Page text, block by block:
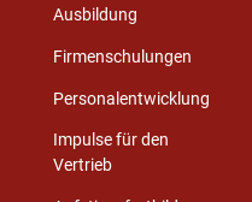
Ausbildung
Firmenschulungen
Personalentwicklung
Impulse für den
Vertrieb